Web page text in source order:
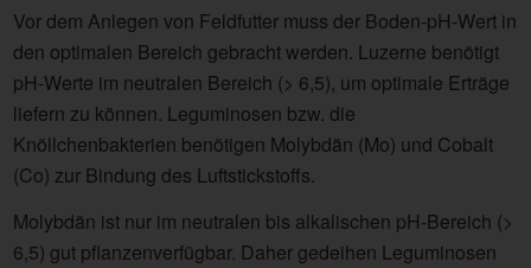
Vor dem Anlegen von Feldfutter muss der Boden-pH-Wert in
den optimalen Bereich gebracht werden. Luzerne benötigt
pH-Werte im neutralen Bereich (> 6,5), um optimale Erträge
liefern zu können. Leguminosen bzw. die
Knöllchenbakterien benötigen Molybdän (Mo) und Cobalt
(Co) zur Bindung des Luftstickstoffs.
Molybdän ist nur im neutralen bis alkalischen pH-Bereich (>
6,5) gut pflanzenverfügbar. Daher gedeihen Leguminosen